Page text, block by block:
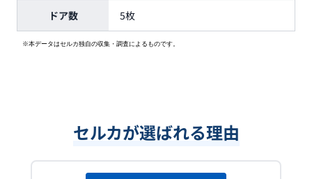
ドア数 5枚
※本データはセルカ独自の収集・調査によるものです。
セルカが選ばれる理由